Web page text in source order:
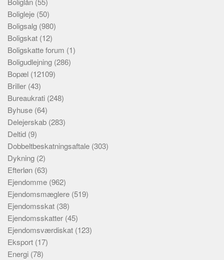
Boligleje (50)
Boligsalg (980)
Boligskat (12)
Boligskatte forum (1)
Boligudlejning (286)
Bopæl (12109)
Briller (43)
Bureaukrati (248)
Byhuse (64)
Delejerskab (283)
Deltid (9)
Dobbeltbeskatningsaftale (303)
Dykning (2)
Efterløn (63)
Ejendomme (962)
Ejendomsmæglere (519)
Ejendomsskat (38)
Ejendomsskatter (45)
Ejendomsværdiskat (123)
Eksport (17)
Energi (78)